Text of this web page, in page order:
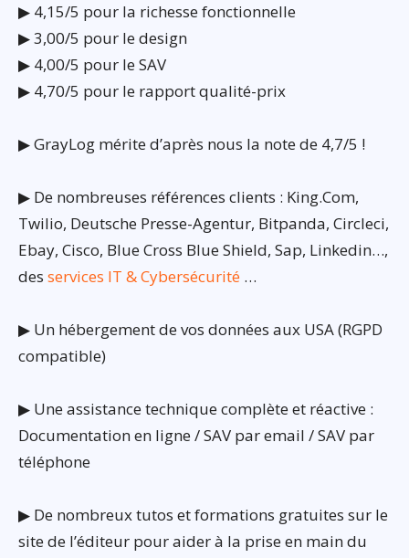
▶ 4,15/5 pour la richesse fonctionnelle
▶ 3,00/5 pour le design
▶ 4,00/5 pour le SAV
▶ 4,70/5 pour le rapport qualité-prix
▶ GrayLog mérite d’après nous la note de 4,7/5 !
▶ De nombreuses références clients : King.Com,
Twilio, Deutsche Presse-Agentur, Bitpanda, Circleci,
Ebay, Cisco, Blue Cross Blue Shield, Sap, Linkedin…,
des services IT & Cybersécurité …
▶ Un hébergement de vos données aux USA (RGPD
compatible)
▶ Une assistance technique complète et réactive :
Documentation en ligne / SAV par email / SAV par
téléphone
▶ De nombreux tutos et formations gratuites sur le
site de l’éditeur pour aider à la prise en main du